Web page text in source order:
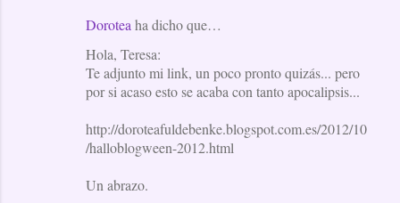
Dorotea ha dicho que…
Hola, Teresa:
Te adjunto mi link, un poco pronto quizás... pero
por si acaso esto se acaba con tanto apocalipsis...
http://doroteafuldebenke.blogspot.com.es/2012/10
/halloblogween-2012.html
Un abrazo.